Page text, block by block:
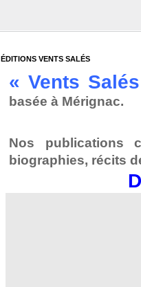
ÉDITIONS VENTS SALÉS
« Vents
basée à Mérignac.
Nos publications
biographies, récits